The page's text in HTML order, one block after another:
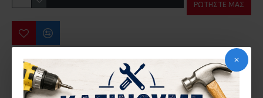
ΡΩΤΉΣΤΕ ΜΑΣ
ΠΕΡΙΣΣΌΤΕΡΑ ΑΠΌ ΤΗΝ ΙΔΙΑ ΜΆΡΚΑ